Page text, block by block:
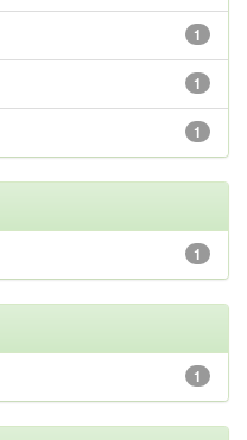
1
1
1
1
1